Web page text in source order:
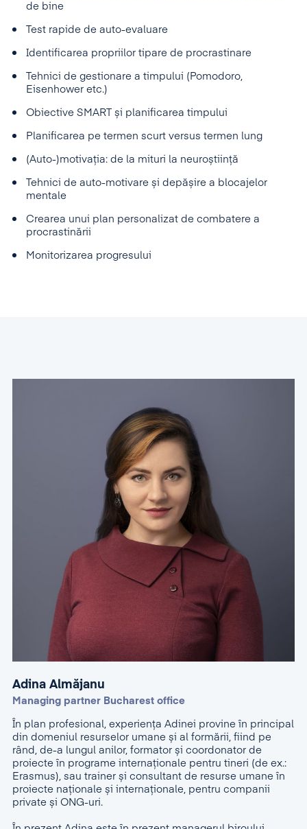
de bine
Test rapide de auto-evaluare
Identificarea propriilor tipare de procrastinare
Tehnici de gestionare a timpului (Pomodoro,
Eisenhower etc.)
Obiective SMART și planificarea timpului
Planificarea pe termen scurt versus termen lung
(Auto-)motivația: de la mituri la neuroștiință
Tehnici de auto-motivare și depășire a blocajelor
mentale
Crearea unui plan personalizat de combatere a
procrastinării
Monitorizarea progresului
Adina Almăjanu
Managing partner Bucharest office
În plan profesional, experiența Adinei provine în principal
din domeniul resurselor umane și al formării, fiind pe
rând, de-a lungul anilor, formator și coordonator de
proiecte în programe internaționale pentru tineri (de ex.:
Erasmus), sau trainer și consultant de resurse umane în
proiecte naționale și internaționale, pentru companii
private și ONG-uri.